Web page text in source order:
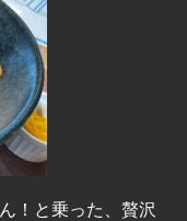
！と乗った、贅沢